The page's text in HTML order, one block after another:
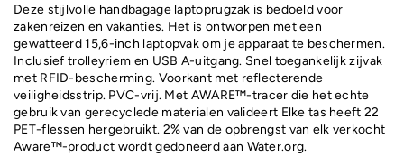
Deze stijlvolle handbagage laptoprugzak is bedoeld voor
zakenreizen en vakanties. Het is ontworpen met een
gewatteerd 15,6-inch laptopvak om je apparaat te beschermen.
Inclusief trolleyriem en USB A-uitgang. Snel toegankelijk zijvak
met RFID-bescherming. Voorkant met reflecterende
veiligheidsstrip. PVC-vrij. Met AWARE™-tracer die het echte
gebruik van gerecyclede materialen valideert Elke tas heeft 22
PET-flessen hergebruikt. 2% van de opbrengst van elk verkocht
Aware™-product wordt gedoneerd aan Water.org.